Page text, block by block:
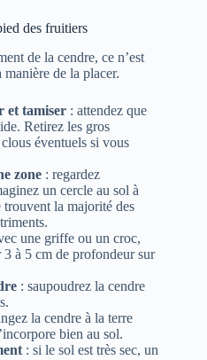
des fruitiers
de la cendre, ce n’est
de la placer.
et tamiser : attendez que
Retirez les gros
éventuels si vous
zone : regardez
un cercle au sol à
trouvent la majorité des
une griffe ou un croc,
3 à 5 cm de profondeur sur
: saupoudrez la cendre
la cendre à la terre
bien au sol.
: si le sol est très sec, un